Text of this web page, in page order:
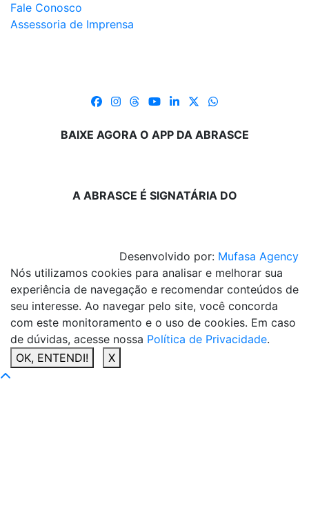
Fale Conosco
Assessoria de Imprensa
BAIXE AGORA O APP DA ABRASCE
A ABRASCE É SIGNATÁRIA DO
Desenvolvido por: Mufasa Agency
Nós utilizamos cookies para analisar e melhorar sua
experiência de navegação e recomendar conteúdos de
seu interesse. Ao navegar pelo site, você concorda
com este monitoramento e o uso de cookies. Em caso
de dúvidas, acesse nossa Política de Privacidade.
OK, ENTENDI!
X